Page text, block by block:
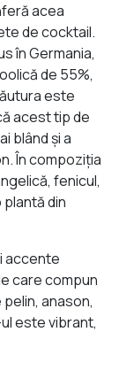
acea
de cocktail.
în Germania,
de 55%,
este
acest tip de
blând şi a
În compoziţia
fenicul,
din
accente
care compun
anason,
este vibrant,